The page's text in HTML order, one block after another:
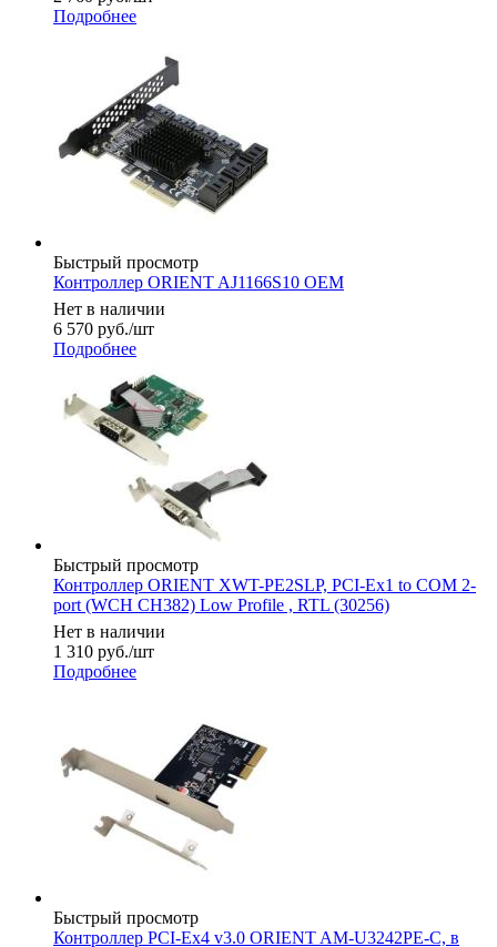
Подробнее
Быстрый просмотр
Контроллер ORIENT AJ1166S10 ОЕМ
Нет в наличии
6 570 руб./шт
Подробнее
Быстрый просмотр
Контроллер ORIENT XWT-PE2SLP, PCI-Ex1 to COM 2-
port (WCH CH382) Low Profile , RTL (30256)
Нет в наличии
1 310 руб./шт
Подробнее
Быстрый просмотр
Контроллер PCI-Ex4 v3.0 ORIENT AM-U3242PE-C, в